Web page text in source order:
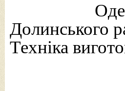
Долинського
Техніка